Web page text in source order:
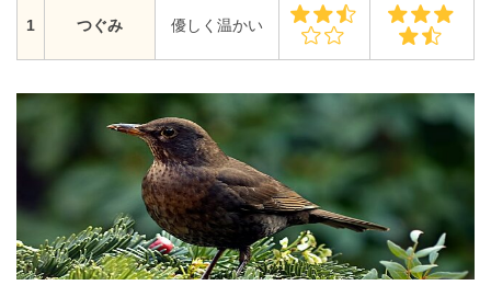
1 つぐみ 優しく温かい